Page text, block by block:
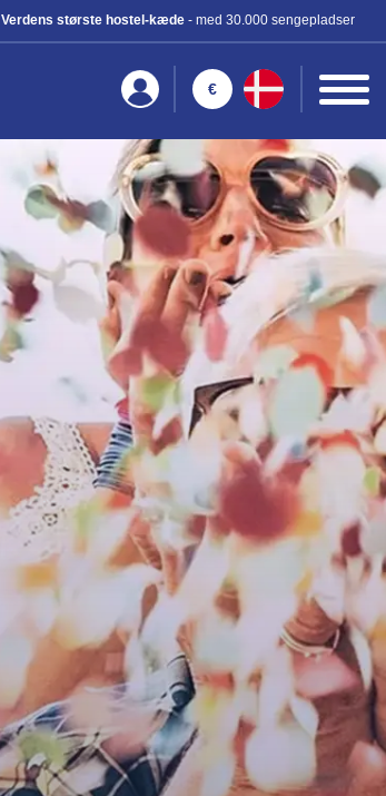
Verdens største hostel-kæde- med 30.000 sengepladser
€